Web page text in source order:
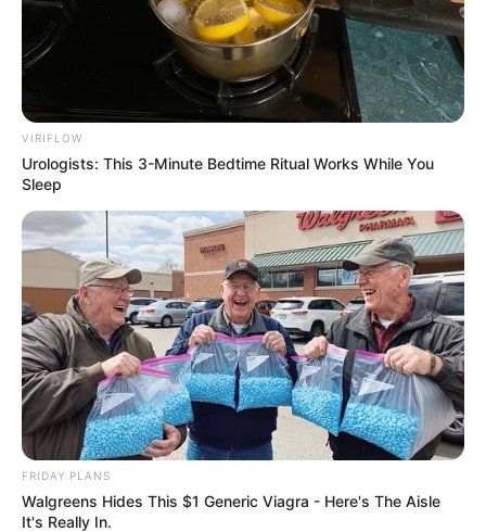
VIRIFLOW
Urologists: This 3-Minute Bedtime Ritual Works While You
Sleep
FRIDAY PLANS
Walgreens Hides This $1 Generic Viagra - Here's The Aisle
It's Really In.